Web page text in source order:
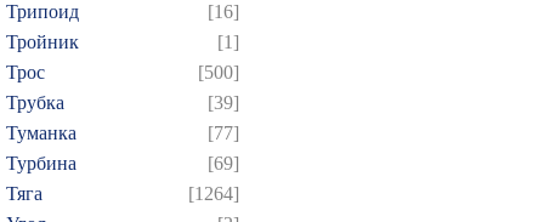
Трипоид
[16]
Тройник
[1]
Трос
[500]
Трубка
[39]
Туманка
[77]
Турбина
[69]
Тяга
[1264]